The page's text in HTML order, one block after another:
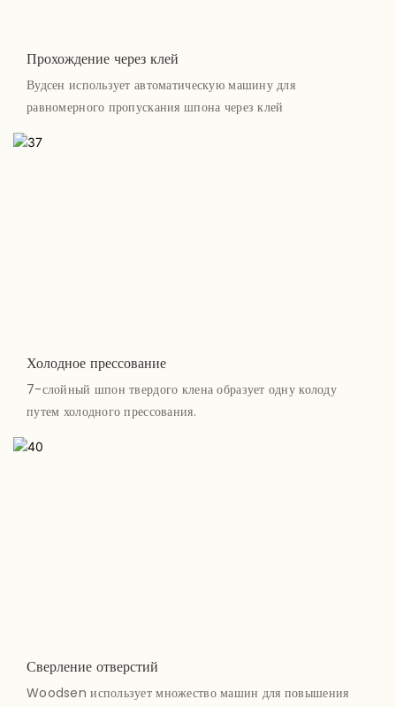
Прохождение через клей
Вудсен использует автоматическую машину для
равномерного пропускания шпона через клей
Холодное прессование
7-слойный шпон твердого клена образует одну колоду
путем холодного прессования.
Сверление отверстий
Woodsen использует множество машин для повышения